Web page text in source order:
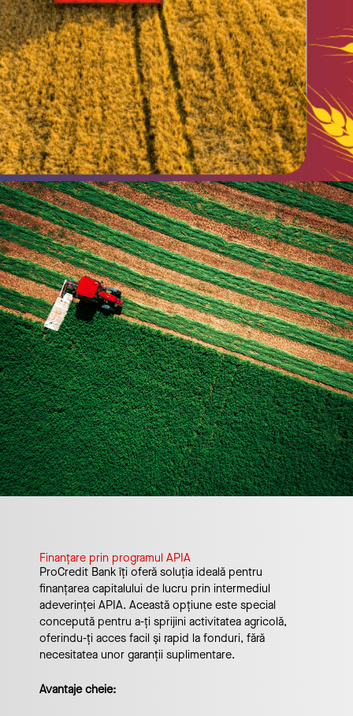
Finanțare prin programul APIA
ProCredit Bank îți oferă soluția ideală pentru
finanțarea capitalului de lucru prin intermediul
adeverinței APIA. Această opțiune este special
concepută pentru a-ți sprijini activitatea agricolă,
oferindu-ți acces facil și rapid la fonduri, fără
necesitatea unor garanții suplimentare.
Avantaje cheie: